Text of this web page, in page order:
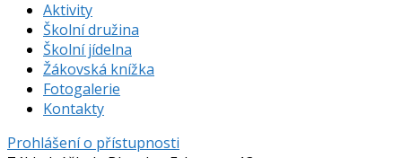
Aktivity
Školní družina
Školní jídelna
Žákovská knížka
Fotogalerie
Kontakty
Prohlášení o přístupnosti